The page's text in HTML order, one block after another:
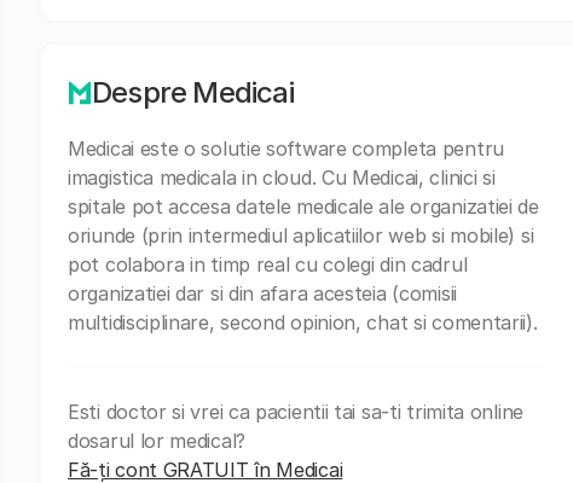
Despre Medicai
Medicai este o solutie software completa pentru
imagistica medicala in cloud. Cu Medicai, clinici si
spitale pot accesa datele medicale ale organizatiei de
oriunde (prin intermediul aplicatiilor web si mobile) si
pot colabora in timp real cu colegi din cadrul
organizatiei dar si din afara acesteia (comisii
multidisciplinare, second opinion, chat si comentarii).
Esti doctor si vrei ca pacientii tai sa-ti trimita online
dosarul lor medical?
Fă-ți cont GRATUIT în Medicai